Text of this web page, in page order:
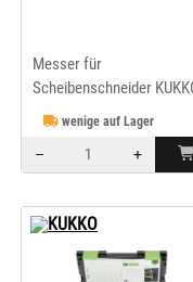
Messer für
Scheibenschneider
wenige auf Lager
–
+